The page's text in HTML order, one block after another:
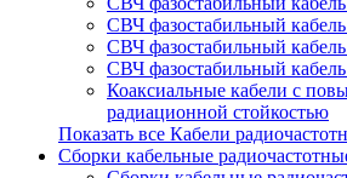
СВЧ фазостабильный
СВЧ фазостабильный
СВЧ фазостабильный
Коаксиальные кабели с
радиационной стойкостью
Показать все Кабели
Сборки кабельные